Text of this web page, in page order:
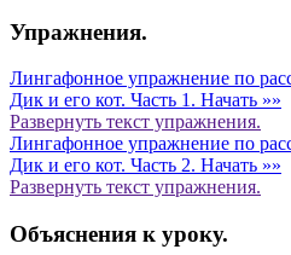
Упражнения.
Лингафонное упражнение по
Дик и его кот. Часть 1. Начать »»
Развернуть текст упражнения.
Лингафонное упражнение по
Дик и его кот. Часть 2. Начать »»
Развернуть текст упражнения.
Объяснения к уроку.